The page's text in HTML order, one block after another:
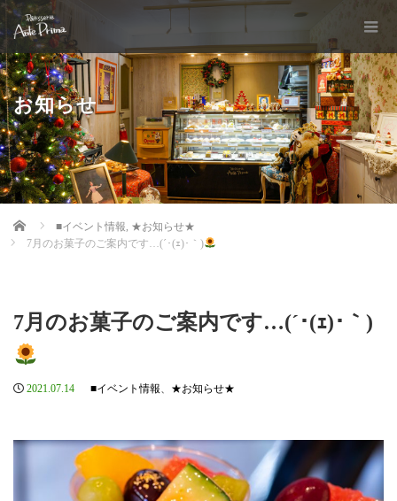
お知らせ
Home ■イベント情報, ★お知らせ★
7月のお菓子のご案内です…(´･(ｪ)･｀)
7月のお菓子のご案内です…(´･(ｪ)･｀)
2021.07.14 ■イベント情報、 ★お知らせ★